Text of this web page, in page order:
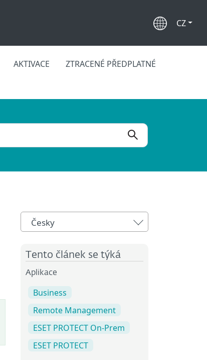
CZ
AKTIVACE
ZTRACENÉ PŘEDPLATNÉ
Česky
Tento článek se týká
Aplikace
Business
Remote Management
ESET PROTECT On-Prem
ESET PROTECT